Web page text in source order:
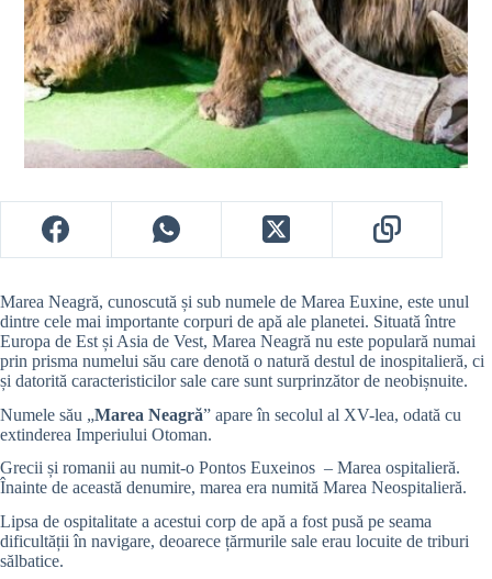
Marea Neagră, cunoscută și sub numele de Marea Euxine, este unul
dintre cele mai importante corpuri de apă ale planetei. Situată între
Europa de Est și Asia de Vest, Marea Neagră nu este populară numai
prin prisma numelui său care denotă o natură destul de inospitalieră, ci
și datorită caracteristicilor sale care sunt surprinzător de neobișnuite.
Numele său „Marea Neagră” apare în secolul al XV-lea, odată cu
extinderea Imperiului Otoman.
Grecii și romanii au numit-o Pontos Euxeinos – Marea ospitalieră.
Înainte de această denumire, marea era numită Marea Neospitalieră.
Lipsa de ospitalitate a acestui corp de apă a fost pusă pe seama
dificultății în navigare, deoarece țărmurile sale erau locuite de triburi
sălbatice.